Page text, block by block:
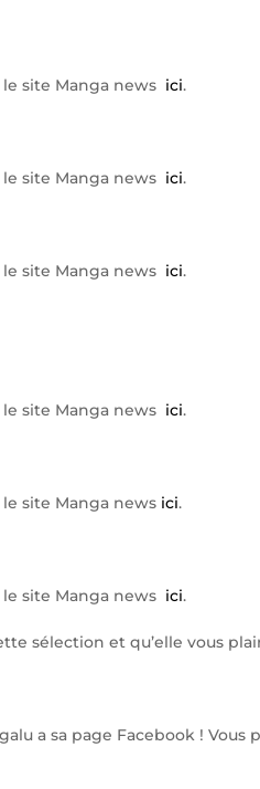
site Manga news ici.
site Manga news ici.
site Manga news ici.
site Manga news ici.
site Manga news ici.
site Manga news ici.
sélection et qu’elle vous
a sa page Facebook !